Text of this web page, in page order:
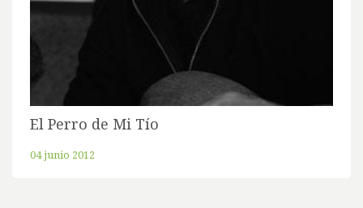
El Perro de Mi Tío
04 junio 2012